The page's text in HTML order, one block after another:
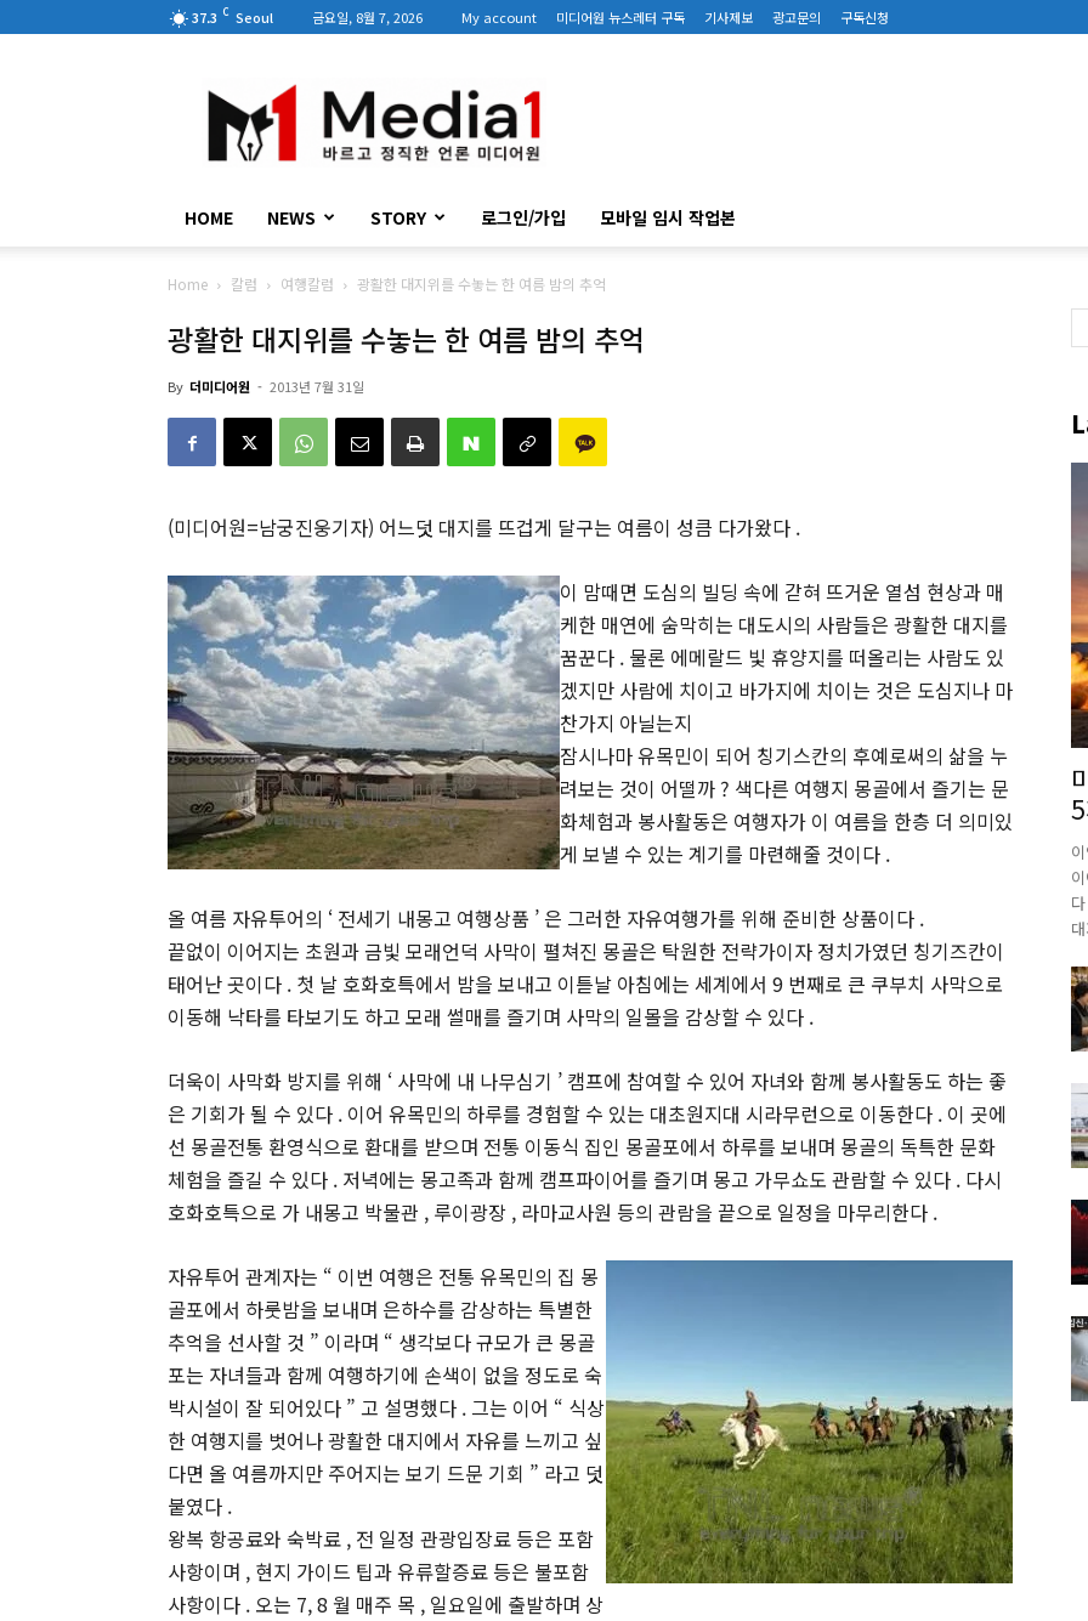
37.3 C Seoul 금요일, 8월 7, 2026 My account 미디어원 뉴스레터 구독 기사제보 광고문의 구독신청
디
어
원
HOME NEWS STORY 로그인/가입 모바일 임시 작업본
Home 칼럼 여행칼럼 광활한 대지위를 수놓는 한 여름 밤의 추억
광활한 대지위를 수놓는 한 여름 밤의 추억
By 더미디어원 - 2013년 7월 31일
(미디어원=남궁진웅기자) 어느덧 대지를 뜨겁게 달구는 여름이 성큼 다가왔다 .
이 맘때면 도심의 빌딩 속에 갇혀 뜨거운 열섬 현상과 매
케한 매연에 숨막히는 대도시의 사람들은 광활한 대지를
꿈꾼다 . 물론 에메랄드 빛 휴양지를 떠올리는 사람도 있
겠지만 사람에 치이고 바가지에 치이는 것은 도심지나 마
찬가지 아닐는지
잠시나마 유목민이 되어 칭기스칸의 후예로써의 삶을 누
려보는 것이 어떨까 ? 색다른 여행지 몽골에서 즐기는 문
화체험과 봉사활동은 여행자가 이 여름을 한층 더 의미있
게 보낼 수 있는 계기를 마련해줄 것이다 .
올 여름 자유투어의 ‘ 전세기 내몽고 여행상품 ’ 은 그러한 자유여행가를 위해 준비한 상품이다 .
끝없이 이어지는 초원과 금빛 모래언덕 사막이 펼쳐진 몽골은 탁원한 전략가이자 정치가였던 칭기즈칸이
태어난 곳이다 . 첫 날 호화호특에서 밤을 보내고 이튿날 아침에는 세계에서 9 번째로 큰 쿠부치 사막으로
이동해 낙타를 타보기도 하고 모래 썰매를 즐기며 사막의 일몰을 감상할 수 있다 .
더욱이 사막화 방지를 위해 ‘ 사막에 내 나무심기 ’ 캠프에 참여할 수 있어 자녀와 함께 봉사활동도 하는 좋
은 기회가 될 수 있다 . 이어 유목민의 하루를 경험할 수 있는 대초원지대 시라무런으로 이동한다 . 이 곳에
선 몽골전통 환영식으로 환대를 받으며 전통 이동식 집인 몽골포에서 하루를 보내며 몽골의 독특한 문화
체험을 즐길 수 있다 . 저녁에는 몽고족과 함께 캠프파이어를 즐기며 몽고 가무쇼도 관람할 수 있다 . 다시
호화호특으로 가 내몽고 박물관 , 루이광장 , 라마교사원 등의 관람을 끝으로 일정을 마무리한다 .
자유투어 관계자는 “ 이번 여행은 전통 유목민의 집 몽
골포에서 하룻밤을 보내며 은하수를 감상하는 특별한
추억을 선사할 것 ” 이라며 “ 생각보다 규모가 큰 몽골
포는 자녀들과 함께 여행하기에 손색이 없을 정도로 숙
박시설이 잘 되어있다 ” 고 설명했다 . 그는 이어 “ 식상
한 여행지를 벗어나 광활한 대지에서 자유를 느끼고 싶
다면 올 여름까지만 주어지는 보기 드문 기회 ” 라고 덧
붙였다 .
왕복 항공료와 숙박료 , 전 일정 관광입장료 등은 포함
사항이며 , 현지 가이드 팁과 유류할증료 등은 불포함
사항이다 . 오는 7, 8 월 매주 목 , 일요일에 출발하며 상